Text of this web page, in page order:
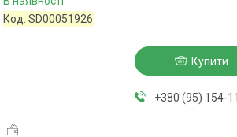
Код:SD00051926
Купити
+380 (95) 154-